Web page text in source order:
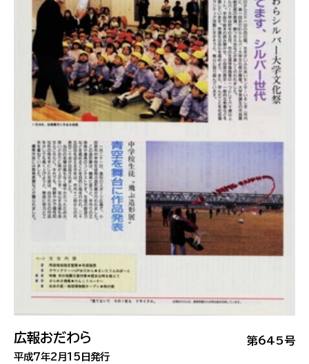
第645号
広報おだわら
平成7年2月15日発行